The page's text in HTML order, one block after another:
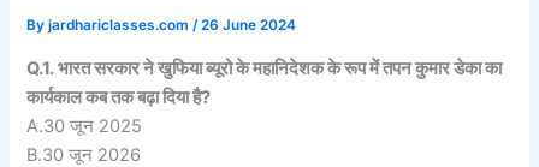
Byjardhariclasses.com/26 June 2024
Q.1. भारत सरकार ने खुफिया ब्यूरो के महानिदेशक के रूप में तपन कुमार डेका का
कार्यकाल कब तक बढ़ा दिया है?
A.30 जून 2025
B.30 जून 2026